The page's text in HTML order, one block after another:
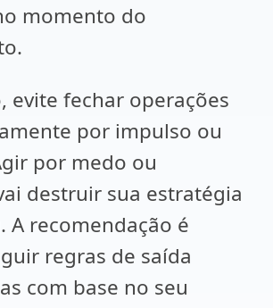
momento do
evite fechar operações
por impulso ou
por medo ou
destruir sua estratégia
A recomendação é
regras de saída
com base no seu